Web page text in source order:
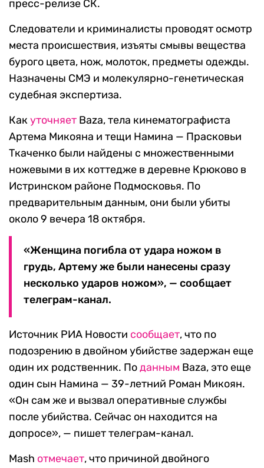
пресс-релизе СК.
Следователи и криминалисты проводят осмотр
места происшествия, изъяты смывы вещества
бурого цвета, нож, молоток, предметы одежды.
Назначены СМЭ и молекулярно-генетическая
судебная экспертиза.
Какуточняет Baza, тела кинематографиста
Артема Микояна и тещи Намина — Прасковьи
Ткаченко были найдены с множественными
ножевыми в их коттедже в деревне Крюково в
Истринском районе Подмосковья. По
предварительным данным, они были убиты
около 9 вечера 18 октября.
«Женщина погибла от удара ножом в
грудь, Артему же были нанесены сразу
несколько ударов ножом», — сообщает
телеграм-канал.
Источник РИА Новости сообщает, что по
подозрению в двойном убийстве задержан еще
один их родственник. Поданным Baza, это еще
один сын Намина — 39-летний Роман Микоян.
«Он сам же и вызвал оперативные службы
после убийства. Сейчас он находится на
допросе», — пишет телеграм-канал.
Mash отмечает, что причиной двойного